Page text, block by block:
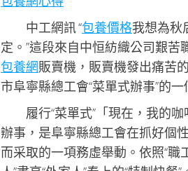
中工網訊 “包養價格我想為秋
定。”這段來自中恒紡織公司艱
包養網販賣機，販賣機發出痛苦
市阜寧縣總工會“菜單式辦事”的一
履行“菜單式”「現在，我的
辦事，是阜寧縣總工會在抓好個
而采取的一項務虛舉動。依照“職